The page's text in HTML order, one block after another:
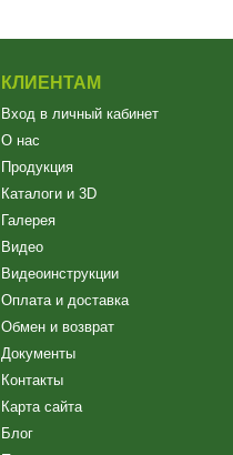
КЛИЕНТАМ
Вход в личный кабинет
О нас
Продукция
Каталоги и 3D
Галерея
Видео
Видеоинструкции
Оплата и доставка
Обмен и возврат
Документы
Контакты
Карта сайта
Блог